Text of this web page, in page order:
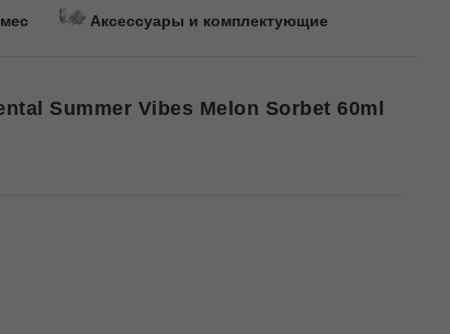
Аксессуары и комплектующие
Summer Vibes Melon Sorbet 60ml